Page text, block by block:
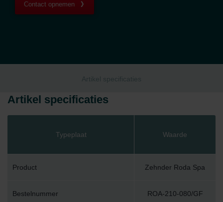
Contact opnemen
Artikel specificaties
Artikel specificaties
Typeplaat Waarde
Product Zehnder Roda Spa
Bestelnummer ROA-210-080/GF